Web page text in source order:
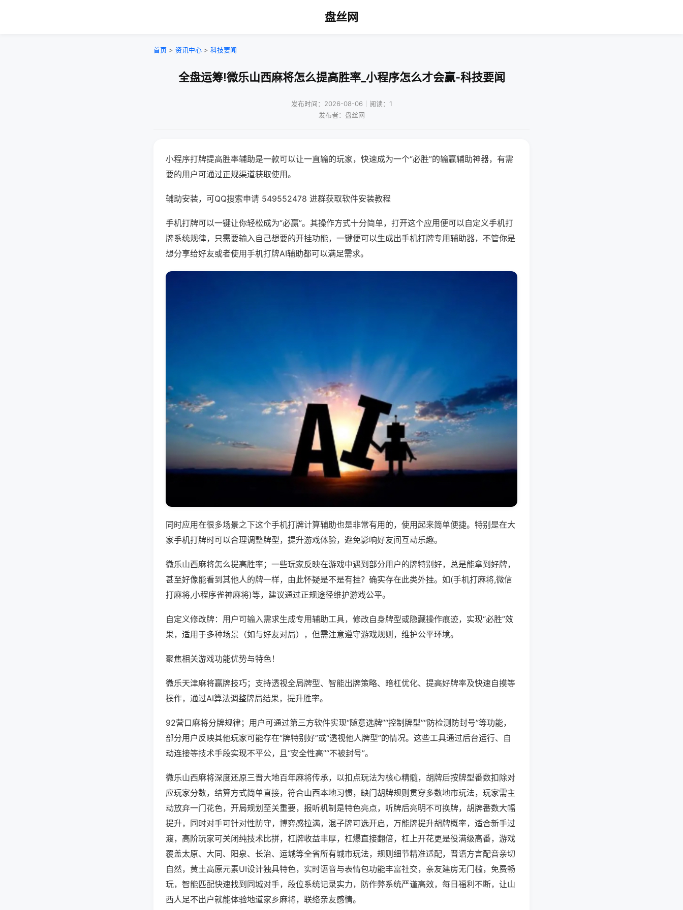
盘丝网
首页 > 资讯中心 > 科技要闻
全盘运筹!微乐山西麻将怎么提高胜率_小程序怎么才会赢-科技要闻
发布时间：2026-08-06｜阅读：1
发布者：盘丝网
小程序打牌提高胜率辅助是一款可以让一直输的玩家，快速成为一个“必胜”的输赢辅助神器，有需
要的用户可通过正规渠道获取使用。
辅助安装，可QQ搜索申请 549552478 进群获取软件安装教程
手机打牌可以一键让你轻松成为“必赢”。其操作方式十分简单，打开这个应用便可以自定义手机打
牌系统规律，只需要输入自己想要的开挂功能，一键便可以生成出手机打牌专用辅助器，不管你是
想分享给好友或者使用手机打牌AI辅助都可以满足需求。
同时应用在很多场景之下这个手机打牌计算辅助也是非常有用的，使用起来简单便捷。特别是在大
家手机打牌时可以合理调整牌型，提升游戏体验，避免影响好友间互动乐趣。
微乐山西麻将怎么提高胜率；一些玩家反映在游戏中遇到部分用户的牌特别好，总是能拿到好牌，
甚至好像能看到其他人的牌一样，由此怀疑是不是有挂？确实存在此类外挂。如(手机打麻将,微信
打麻将,小程序雀神麻将)等，建议通过正规途径维护游戏公平。
自定义修改牌：用户可输入需求生成专用辅助工具，修改自身牌型或隐藏操作痕迹，实现“必胜”效
果，适用于多种场景（如与好友对局），但需注意遵守游戏规则，维护公平环境。
聚焦相关游戏功能优势与特色！
微乐天津麻将赢牌技巧；支持透视全局牌型、智能出牌策略、暗杠优化、提高好牌率及快速自摸等
操作，通过AI算法调整牌局结果，提升胜率。
92营口麻将分牌规律；用户可通过第三方软件实现“随意选牌”“控制牌型”“防检测防封号”等功能，
部分用户反映其他玩家可能存在“牌特别好”或“透视他人牌型”的情况。这些工具通过后台运行、自
动连接等技术手段实现不平公，且“安全性高”“不被封号”。
微乐山西麻将深度还原三晋大地百年麻将传承，以扣点玩法为核心精髓，胡牌后按牌型番数扣除对
应玩家分数，结算方式简单直接，符合山西本地习惯，缺门胡牌规则贯穿多数地市玩法，玩家需主
动放弃一门花色，开局规划至关重要，报听机制是特色亮点，听牌后亮明不可换牌，胡牌番数大幅
提升，同时对手可针对性防守，博弈感拉满，混子牌可选开启，万能牌提升胡牌概率，适合新手过
渡，高阶玩家可关闭纯技术比拼，杠牌收益丰厚，杠爆直接翻倍，杠上开花更是役满级高番，游戏
覆盖太原、大同、阳泉、长治、运城等全省所有城市玩法，规则细节精准适配，晋语方言配音亲切
自然，黄土高原元素UI设计独具特色，实时语音与表情包功能丰富社交，亲友建房无门槛，免费畅
玩，智能匹配快速找到同城对手，段位系统记录实力，防作弊系统严谨高效，每日福利不断，让山
西人足不出户就能体验地道家乡麻将，联络亲友感情。